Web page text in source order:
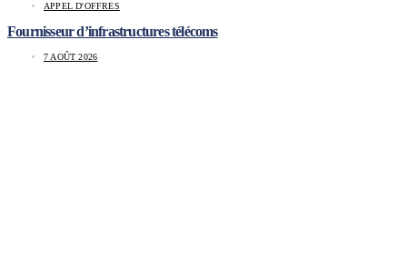
APPEL D'OFFRES
Fournisseur d’infrastructures télécoms
7 AOÛT 2026